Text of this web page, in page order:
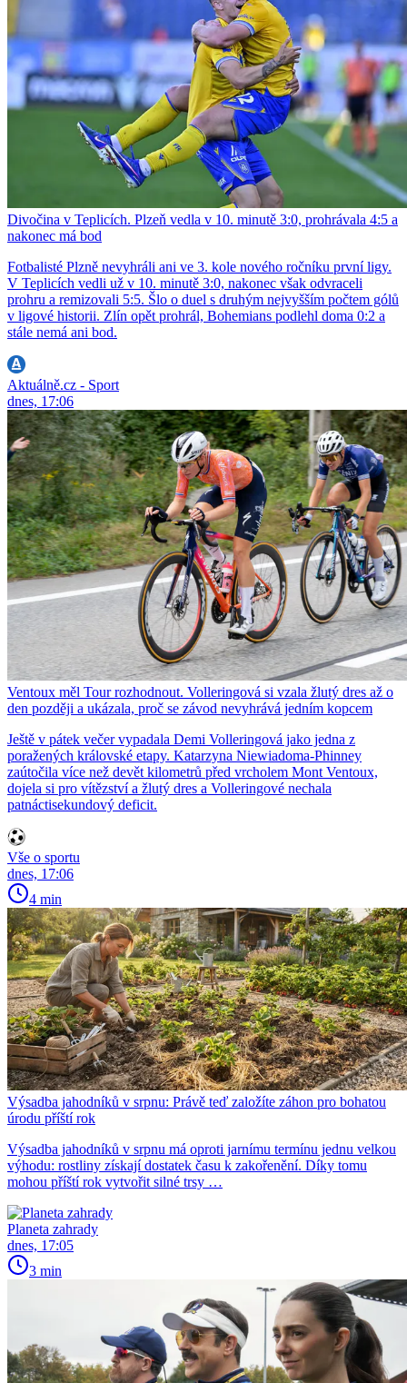
Divočina v Teplicích. Plzeň vedla v 10. minutě 3:0, prohrávala 4:5 a
nakonec má bod
Fotbalisté Plzně nevyhráli ani ve 3. kole nového ročníku první ligy.
V Teplicích vedli už v 10. minutě 3:0, nakonec však odvraceli
prohru a remizovali 5:5. Šlo o duel s druhým nejvyšším počtem gólů
v ligové historii. Zlín opět prohrál, Bohemians podlehl doma 0:2 a
stále nemá ani bod.
Aktuálně.cz - Sport
dnes, 17:06
Ventoux měl Tour rozhodnout. Volleringová si vzala žlutý dres až o
den později a ukázala, proč se závod nevyhrává jedním kopcem
Ještě v pátek večer vypadala Demi Volleringová jako jedna z
poražených královské etapy. Katarzyna Niewiadoma-Phinney
zaútočila více než devět kilometrů před vrcholem Mont Ventoux,
dojela si pro vítězství a žlutý dres a Volleringové nechala
patnáctisekundový deficit.
Vše o sportu
dnes, 17:06
4 min
Výsadba jahodníků v srpnu: Právě teď založíte záhon pro bohatou
úrodu příští rok
Výsadba jahodníků v srpnu má oproti jarnímu termínu jednu velkou
výhodu: rostliny získají dostatek času k zakořenění. Díky tomu
mohou příští rok vytvořit silné trsy …
Planeta zahrady
dnes, 17:05
3 min